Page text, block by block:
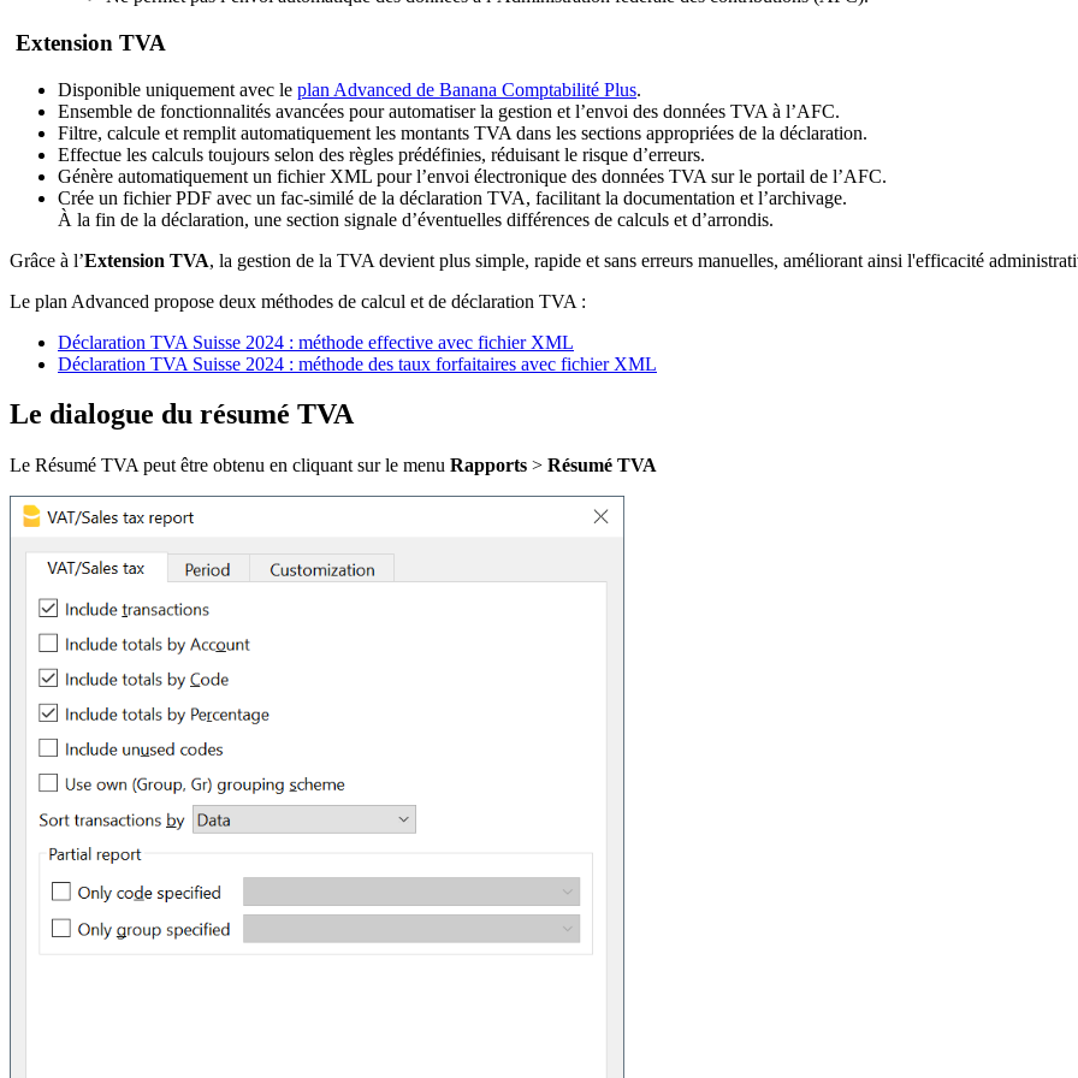
Extension TVA
Disponible uniquement avec le plan Advanced de Banana Comptabilité Plus.
Ensemble de fonctionnalités avancées pour automatiser la gestion et l’envoi des données TVA à l’AFC.
Filtre, calcule et remplit automatiquement les montants TVA dans les sections appropriées de la déclaration.
Effectue les calculs toujours selon des règles prédéfinies, réduisant le risque d’erreurs.
Génère automatiquement un fichier XML pour l’envoi électronique des données TVA sur le portail de l’AFC.
Crée un fichier PDF avec un fac-similé de la déclaration TVA, facilitant la documentation et l’archivage.
À la fin de la déclaration, une section signale d’éventuelles différences de calculs et d’arrondis.
Grâce à l’Extension TVA, la gestion de la TVA devient plus simple, rapide et sans erreurs manuelles, améliorant ainsi l'efficacité
Le plan Advanced propose deux méthodes de calcul et de déclaration TVA :
Déclaration TVA Suisse 2024 : méthode effective avec fichier XML
Déclaration TVA Suisse 2024 : méthode des taux forfaitaires avec fichier XML
Le dialogue du résumé TVA
Le Résumé TVA peut être obtenu en cliquant sur le menu Rapports > Résumé TVA